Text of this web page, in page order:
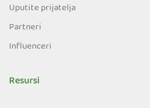
Uputite prijatelja
Partneri
Influenceri
Resursi